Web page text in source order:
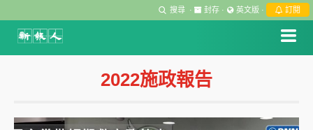
搜尋 · 封存 · 英文版 · 訂閱
2022施政報告